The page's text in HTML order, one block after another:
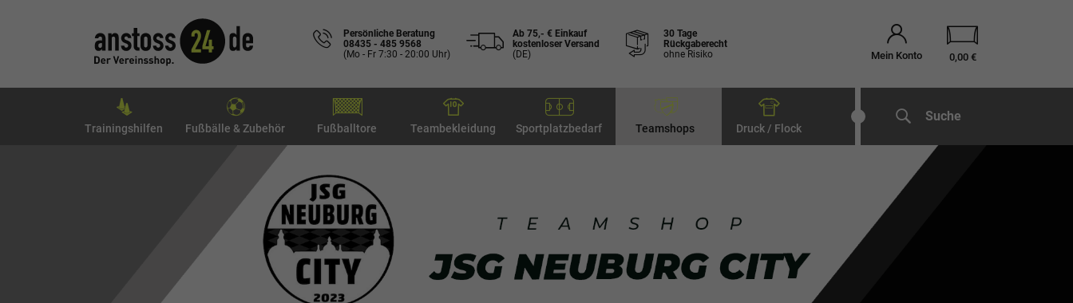
Persönliche Beratung
08435 - 485 9568
(Mo - Fr 7:30 - 20:00 Uhr)
Ab 75,- € Einkauf
kostenloser Versand
(DE)
30 Tage
Rückgaberecht
ohne Risiko
Mein Konto 0,00 €
Trainingshilfen Fußbälle & Zubehör Fußballtore Teambekleidung Sportplatzbedarf Teamshops Druck / Flock
Suche